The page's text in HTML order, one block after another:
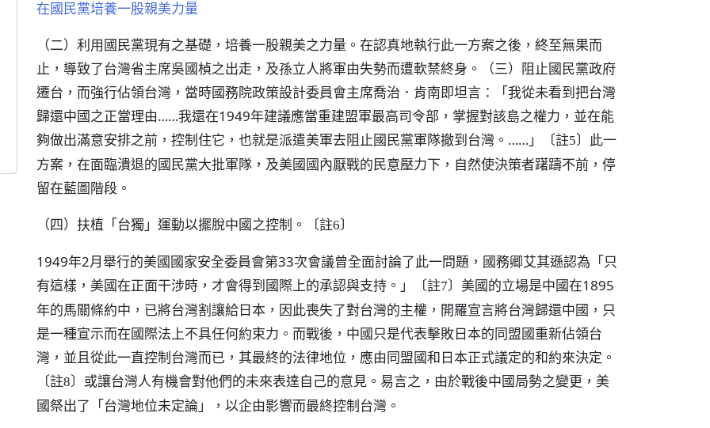
在國民黨培養一股親美力量
（二）利用國民黨現有之基礎，培養一股親美之力量。在認真地執行此一方案之後，終至無果而
止，導致了台灣省主席吳國楨之出走，及孫立人將軍由失勢而遭軟禁終身。（三）阻止國民黨政府
遷台，而強行佔領台灣，當時國務院政策設計委員會主席喬治．肯南即坦言：「我從未看到把台灣
歸還中國之正當理由……我還在1949年建議應當重建盟軍最高司令部，掌握對該島之權力，並在能
夠做出滿意安排之前，控制住它，也就是派遣美軍去阻止國民黨軍隊撤到台灣。……」
〔註5〕
此一
方案，在面臨潰退的國民黨大批軍隊，及美國國內厭戰的民意壓力下，自然使決策者躇躊不前，停
留在藍圖階段。
（四）扶植「台獨」運動以擺脫中國之控制。
〔註6〕
1949年2月舉行的美國國家安全委員會第33次會議曾全面討論了此一問題，國務卿艾其遜認為「只
有這樣，美國在正面干涉時，才會得到國際上的承認與支持。」
〔註7〕 美國的立場是中國在1895
年的馬關條約中，已將台灣割讓給日本，因此喪失了對台灣的主權，開羅宣言將台灣歸還中國，只
是一種宣示而在國際法上不具任何約束力。而戰後，中國只是代表擊敗日本的同盟國重新佔領台
灣，並且從此一直控制台灣而已，其最終的法律地位，應由同盟國和日本正式議定的和約來決定。
〔註8〕 或讓台灣人有機會對他們的未來表達自己的意見。易言之，由於戰後中國局勢之變更，美
國祭出了「台灣地位未定論」，以企由影響而最終控制台灣。